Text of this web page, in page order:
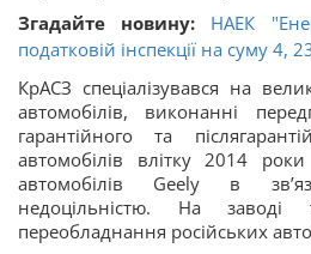
Згадайте новину:
НАЕК
податковій інспекції на суму 4,
КрАСЗ спеціалізувався на
автомобілів, виконанні
гарантійного та
автомобілів влітку 2014
автомобілів Geely в
недоцільністю. На заводі
переобладнання російських